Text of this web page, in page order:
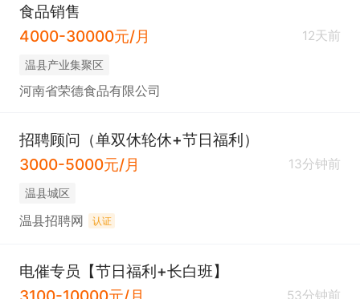
食品销售
4000-30000元/月
12天前
温县产业集聚区
河南省荣德食品有限公司
招聘顾问（单双休轮休+节日福利）
3000-5000元/月
13分钟前
温县城区
温县招聘网 认证
电催专员【节日福利+长白班】
53分钟前